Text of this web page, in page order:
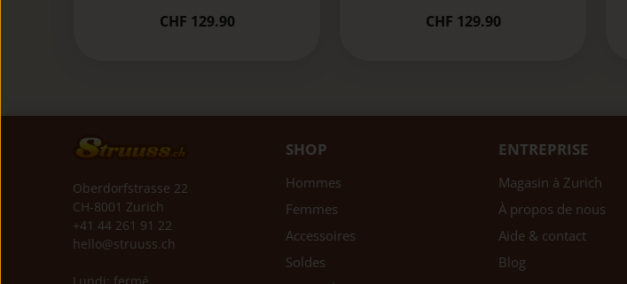
CHF 129.90 CHF 129.90
Oberdorfstrasse 22
CH-8001 Zurich
+41 44 261 91 22
hello@struuss.ch
SHOP
Hommes
Femmes
Accessoires
Soldes
ENTREPRISE
Magasin à Zurich
À propos de nous
Aide & contact
Blog